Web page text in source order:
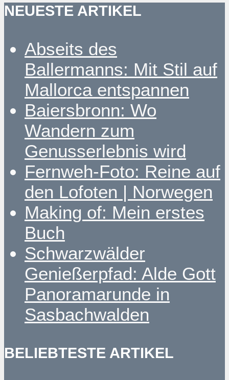
NEUESTE ARTIKEL
Abseits des
Ballermanns: Mit Stil auf
Mallorca entspannen
Baiersbronn: Wo
Wandern zum
Genusserlebnis wird
Fernweh-Foto: Reine auf
den Lofoten | Norwegen
Making of: Mein erstes
Buch
Schwarzwälder
Genießerpfad: Alde Gott
Panoramarunde in
Sasbachwalden
BELIEBTESTE ARTIKEL